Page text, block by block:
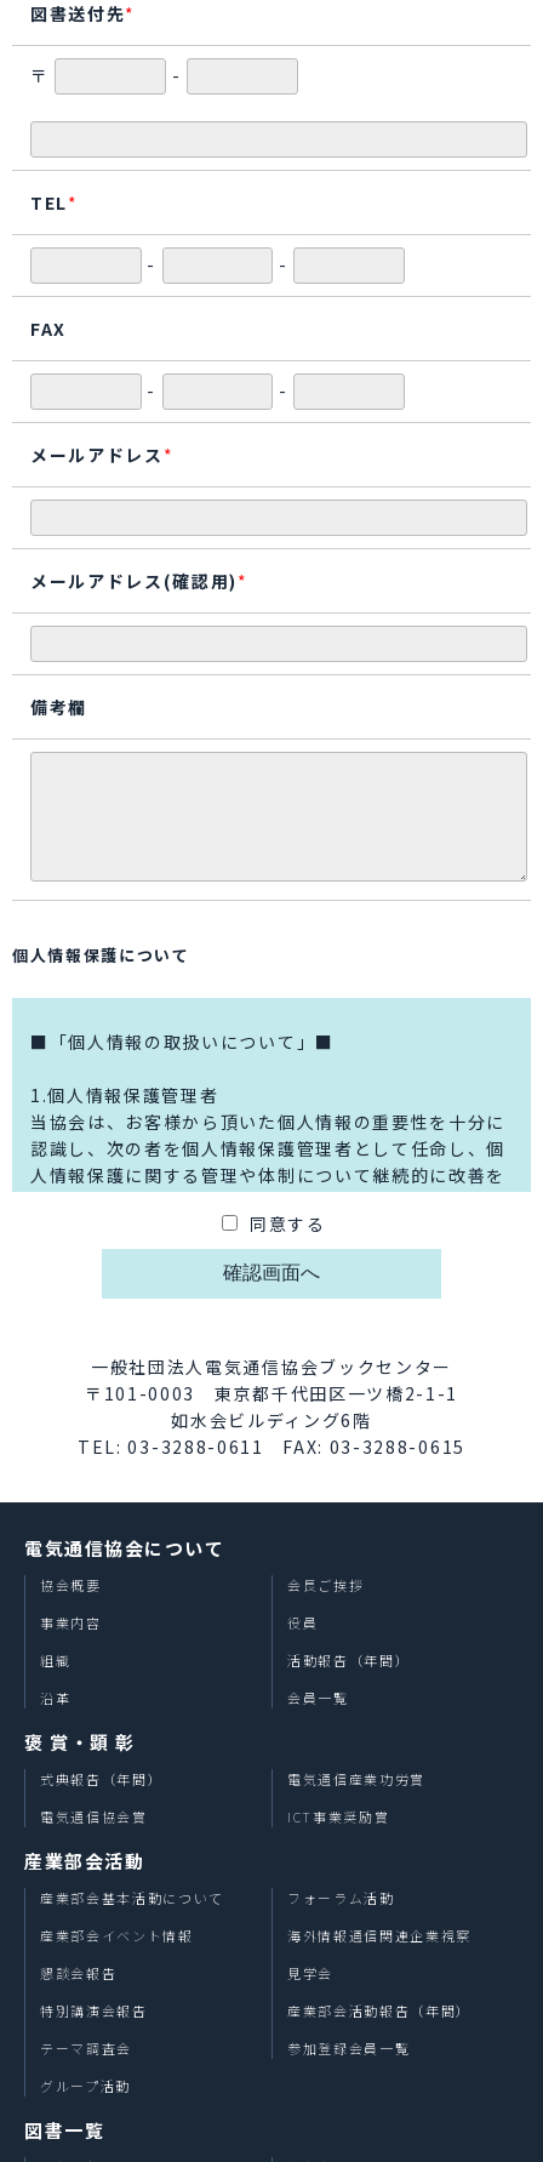
図書送付先*
〒 -
TEL*
- -
FAX
- -
メールアドレス *
メールアドレス(確認用) *
備考欄
個人情報保護について
■「個人情報の取扱いについて」■
1.個人情報保護管理者
当協会は、お客様から頂いた個人情報の重要性を十分に
認識し、次の者を個人情報保護管理者として任命し、個
人情報保護に関する管理や体制について継続的に改善を
一般社団法人電気通信協会 個人情報保護管理者 総務
〒101-0003 東京都千代田区一ツ橋2-1-1 如水会ビ
※上記アドレスは迷惑メール対策のため全角の「＠」で
表記しております。
お問合わせの際は半角の「@」に変更してご利用くださ
させて頂きます。
・ご注文頂いた図書ならびに雑誌の発送、請求、支払い
・新刊本のご案内やキャンペーン情報をご案内するため
・必要な場合、お客様に対するご連絡のため
3.個人情報の提供
取得しました個人情報は、下記のいずれかに該当する場
・事前に同意をいただいた場合
・同意をいただいた利用目的の範囲内で、その目的の達
・法令に基づく場合
・人の生命、身体又は財産保護のために必要がある場合
・公衆衛生の向上又は児童の健全な育成の推進のために
特に必要がある場合であって、本人の同意を得ることが
困難である場合
者が法令の定める事務を遂行することに対して協力する
必要がある場合であって、本人の同意を得ることにより
同意する
一般社団法人電気通信協会ブックセンター
〒101-0003 東京都千代田区一ツ橋2-1-1
如水会ビルディング6階
TEL: 03-3288-0611 FAX: 03-3288-0615
電気通信協会について
協会概要
事業内容
組織
沿革
会長ご挨拶
役員
活動報告（年間）
会員一覧
褒 賞・顕 彰
式典報告（年間）
電気通信協会賞
電気通信産業功労賞
ICT事業奨励賞
産業部会活動
産業部会基本活動について
産業部会イベント情報
懇談会報告
特別講演会報告
テーマ調査会
グループ活動
フォーラム活動
海外情報通信関連企業視察
見学会
産業部会活動報告（年間）
参加登録会員一覧
図書一覧